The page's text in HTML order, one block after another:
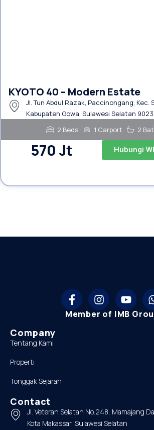
KYOTO 40 – Modern Estate
Jl. Tun Abdul Razak, Paccinongang, Kec.
Kabupaten Gowa, Sulawesi Selatan
2 Beds
1 Carport 2
570 Jt Hubungi
Member of IMB
Company
Tentang Kami
Properti
Tonggak Sejarah
Contact
Jl. Veteran Selatan No.248, Mamajang
Kota Makassar, Sulawesi Selatan